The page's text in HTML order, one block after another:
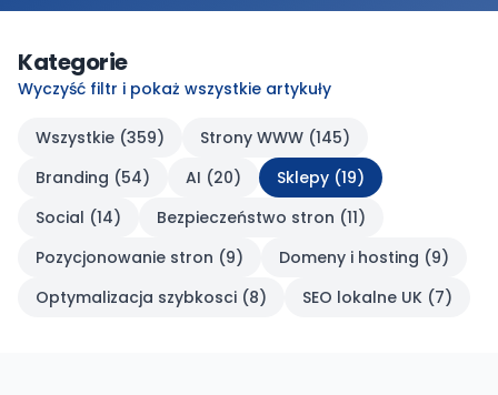
Kategorie
Wyczyść filtr i pokaż wszystkie artykuły
Wszystkie (359) Strony WWW (145)
Branding (54) AI (20) Sklepy (19)
Social (14) Bezpieczeństwo stron (11)
Pozycjonowanie stron (9) Domeny i hosting (9)
Optymalizacja szybkosci (8) SEO lokalne UK (7)